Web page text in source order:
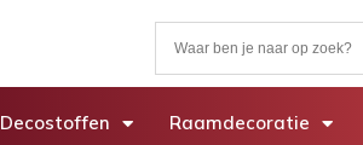
Decostoffen Raamdecoratie